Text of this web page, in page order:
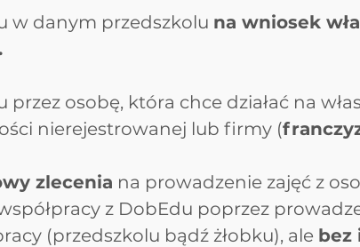
w danym przedszkolu na wniosek
przez osobę, która chce działać na
nierejestrowanej lub firmy (
zlecenia na prowadzenie zajęć z
z DobEdu poprzez
(przedszkolu bądź żłobku), ale bez